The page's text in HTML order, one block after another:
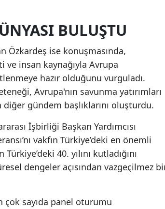
BULUŞTU
Özkardeş ise konuşmasında,
ve insan kaynağıyla Avrupa
hazır olduğunu vurguladı.
Avrupa'nın savunma yatırımları
gündem başlıklarını oluşturdu.
İşbirliği Başkan Yardımcısı
vakfın Türkiye’deki en önemli
40. yılını kutladığını
dengeler açısından vazgeçilmez
çok sayıda panel oturumu